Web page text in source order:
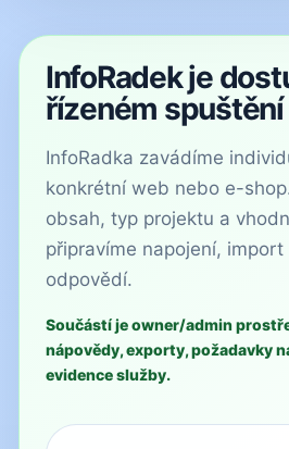
InfoRadek je
řízeném spuštění
InfoRadka zavádíme
konkrétní web nebo e-
obsah, typ projektu a
připravíme napojení,
odpovědí.
Součástí je owner/admin
nápovědy, exporty, požadavky
evidence služby.